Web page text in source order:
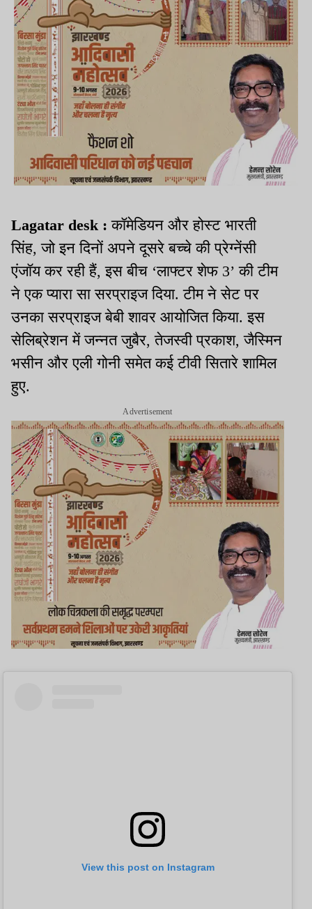
Lagatar desk :कॉमेडियन और होस्ट भारती
सिंह, जो इन दिनों अपने दूसरे बच्चे की प्रेग्नेंसी
एंजॉय कर रही हैं, इस बीच ‘लाफ्टर शेफ 3’ की टीम
ने एक प्यारा सा सरप्राइज दिया. टीम ने सेट पर
उनका सरप्राइज बेबी शावर आयोजित किया. इस
सेलिब्रेशन में जन्नत जुबैर, तेजस्वी प्रकाश, जैस्मिन
भसीन और एली गोनी समेत कई टीवी सितारे शामिल
हुए.
Advertisement
View this post on Instagram